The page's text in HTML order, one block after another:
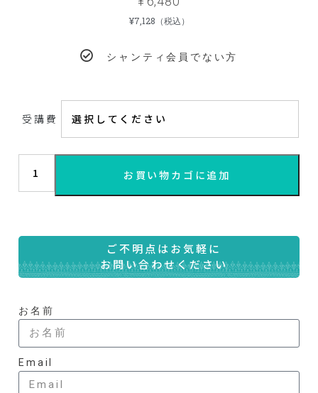
¥7,128（税込）
シャンティ会員でない方
受講費
お買い物カゴに追加
ご不明点はお気軽に
お問い合わせください
お名前
Email